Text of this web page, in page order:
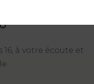
Avocats
16, à votre écoute et